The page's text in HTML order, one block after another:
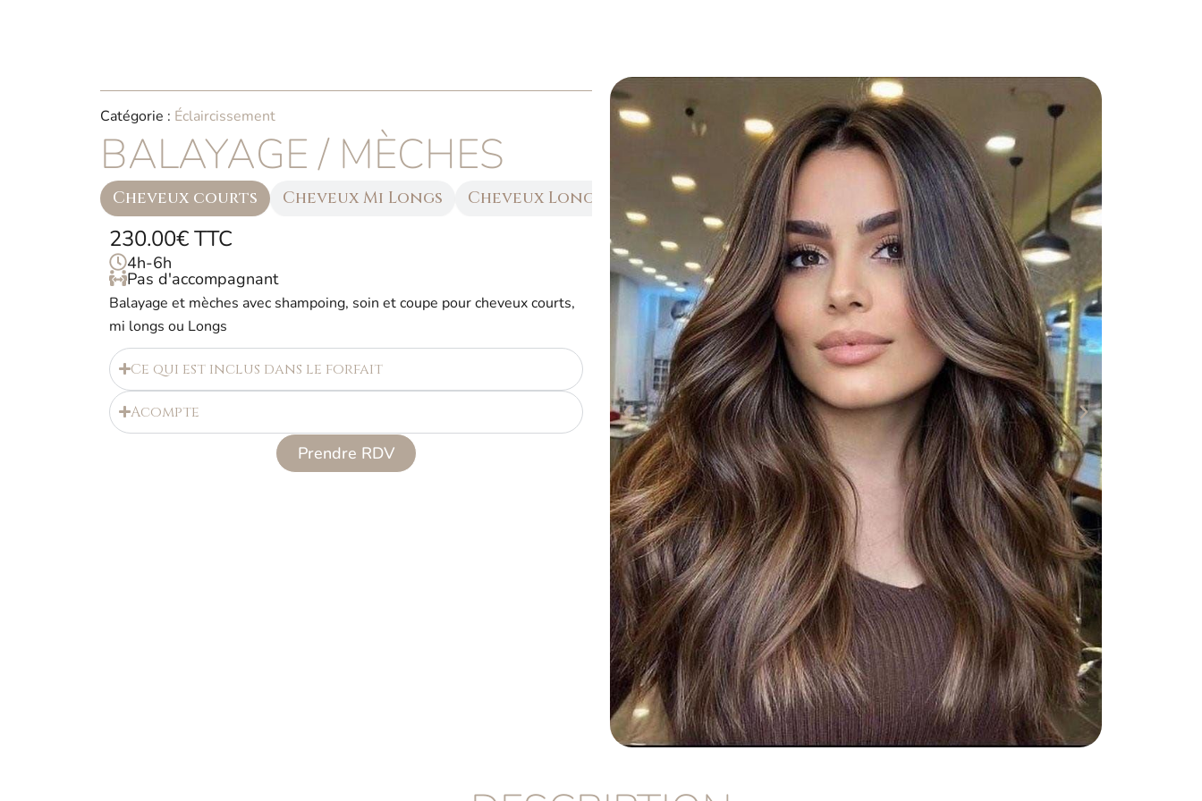
Catégorie : Éclaircissement
BALAYAGE / MÈCHES
Cheveux courts Cheveux Mi Longs Cheveux Longs
230.00€ TTC
4h-6h
Pas d'accompagnant
Balayage et mèches avec shampoing, soin et coupe pour cheveux courts,
mi longs ou Longs
Ce qui est inclus dans le forfait
Acompte
Prendre RDV